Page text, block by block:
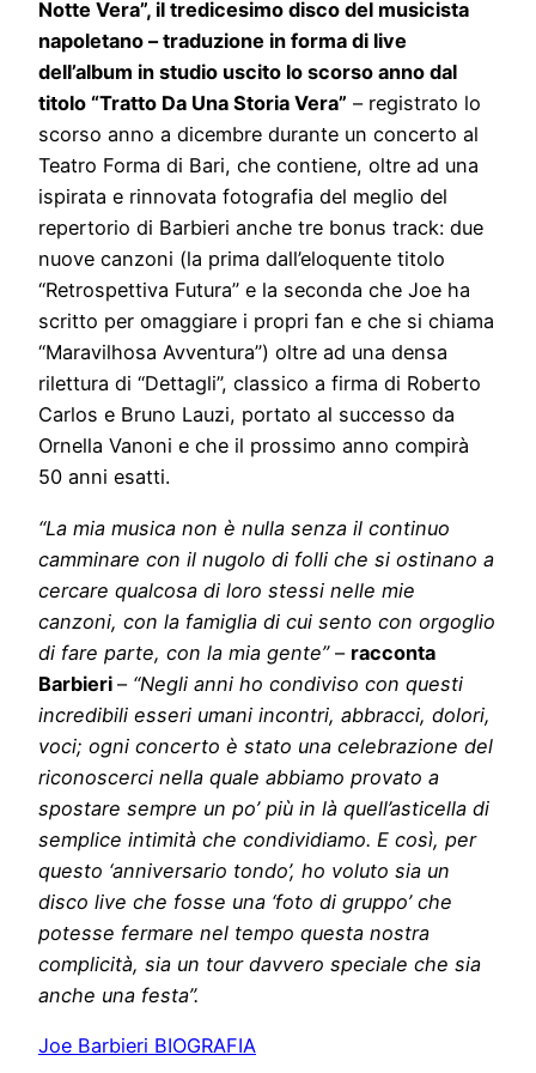
Notte Vera”, il tredicesimo disco del musicista
napoletano – traduzione in forma di live
dell’album in studio uscito lo scorso anno dal
titolo “Tratto Da Una Storia Vera” – registrato lo
scorso anno a dicembre durante un concerto al
Teatro Forma di Bari, che contiene, oltre ad una
ispirata e rinnovata fotografia del meglio del
repertorio di Barbieri anche tre bonus track: due
nuove canzoni (la prima dall’eloquente titolo
“Retrospettiva Futura” e la seconda che Joe ha
scritto per omaggiare i propri fan e che si chiama
“Maravilhosa Avventura”) oltre ad una densa
rilettura di “Dettagli”, classico a firma di Roberto
Carlos e Bruno Lauzi, portato al successo da
Ornella Vanoni e che il prossimo anno compirà
50 anni esatti.
“La mia musica non è nulla senza il continuo
camminare con il nugolo di folli che si ostinano a
cercare qualcosa di loro stessi nelle mie
canzoni, con la famiglia di cui sento con orgoglio
di fare parte, con la mia gente”– racconta
Barbieri – “Negli anni ho condiviso con questi
incredibili esseri umani incontri, abbracci, dolori,
voci; ogni concerto è stato una celebrazione del
riconoscerci nella quale abbiamo provato a
spostare sempre un po’ più in là quell’asticella di
semplice intimità che condividiamo. E così, per
questo ‘anniversario tondo’, ho voluto sia un
disco live che fosse una ‘foto di gruppo’ che
potesse fermare nel tempo questa nostra
complicità, sia un tour davvero speciale che sia
anche una festa”.
Joe Barbieri BIOGRAFIA